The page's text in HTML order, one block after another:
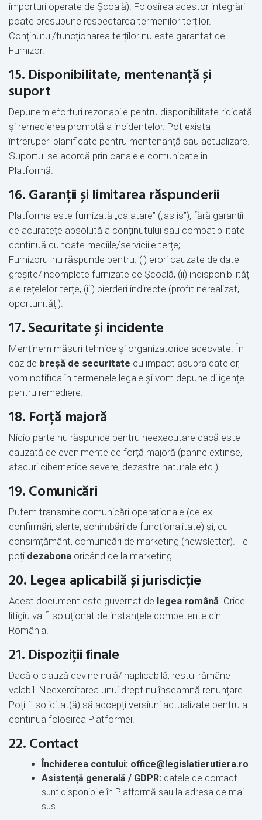
importuri operate de Școală). Folosirea acestor integrări
poate presupune respectarea termenilor terților.
Conținutul/funcționarea terților nu este garantat de
Furnizor.
15. Disponibilitate, mentenanță și
suport
Depunem eforturi rezonabile pentru disponibilitate ridicată
și remedierea promptă a incidentelor. Pot exista
întreruperi planificate pentru mentenanță sau actualizare.
Suportul se acordă prin canalele comunicate în
Platformă.
16. Garanții și limitarea răspunderii
Platforma este furnizată „ca atare” („as is”), fără garanții
de acuratețe absolută a conținutului sau compatibilitate
continuă cu toate mediile/serviciile terțe;
Furnizorul nu răspunde pentru: (i) erori cauzate de date
greșite/incomplete furnizate de Școală, (ii) indisponibilități
ale rețelelor terțe, (iii) pierderi indirecte (profit nerealizat,
oportunități).
17. Securitate și incidente
Menținem măsuri tehnice și organizatorice adecvate. În
caz de breșă de securitate cu impact asupra datelor,
vom notifica în termenele legale și vom depune diligențe
pentru remediere.
18. Forță majoră
Nicio parte nu răspunde pentru neexecutare dacă este
cauzată de evenimente de forță majoră (panne extinse,
atacuri cibernetice severe, dezastre naturale etc.).
19. Comunicări
Putem transmite comunicări operaționale (de ex.
confirmări, alerte, schimbări de funcționalitate) și, cu
consimțământ, comunicări de marketing (newsletter). Te
poți dezabona oricând de la marketing.
20. Legea aplicabilă și jurisdicție
Acest document este guvernat de legea română. Orice
litigiu va fi soluționat de instanțele competente din
România.
21. Dispoziții finale
Dacă o clauză devine nulă/inaplicabilă, restul rămâne
valabil. Neexercitarea unui drept nu înseamnă renunțare.
Poți fi solicitat(ă) să accepți versiuni actualizate pentru a
continua folosirea Platformei.
22. Contact
Închiderea contului: office@legislatierutiera.ro
Asistență generală / GDPR: datele de contact
sunt disponibile în Platformă sau la adresa de mai
sus.